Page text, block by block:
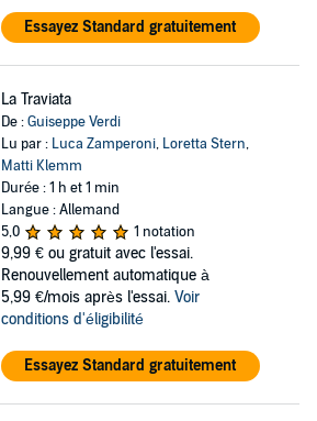
Essayez Standard gratuitement
La Traviata
De :Guiseppe Verdi
Lu par : Luca Zamperoni, Loretta Stern,
Matti Klemm
Durée : 1 h et 1 min
Langue : Allemand
5,0
1 notation
9,99 € ou gratuit avec l'essai.
Renouvellement automatique à
5,99 €/mois après l'essai. Voir
conditions d'éligibilité
Essayez Standard gratuitement